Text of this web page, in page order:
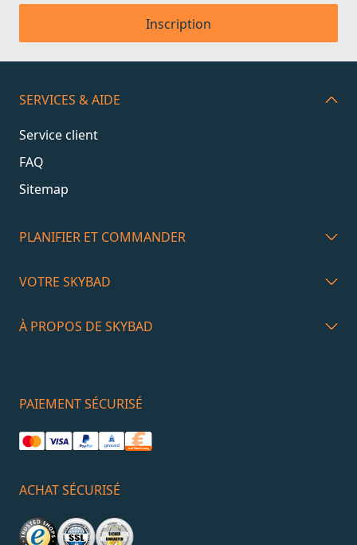
Inscription
SERVICES & AIDE
Service client
FAQ
Sitemap
PLANIFIER ET COMMANDER
VOTRE SKYBAD
À PROPOS DE SKYBAD
PAIEMENT SÉCURISÉ
ACHAT SÉCURISÉ